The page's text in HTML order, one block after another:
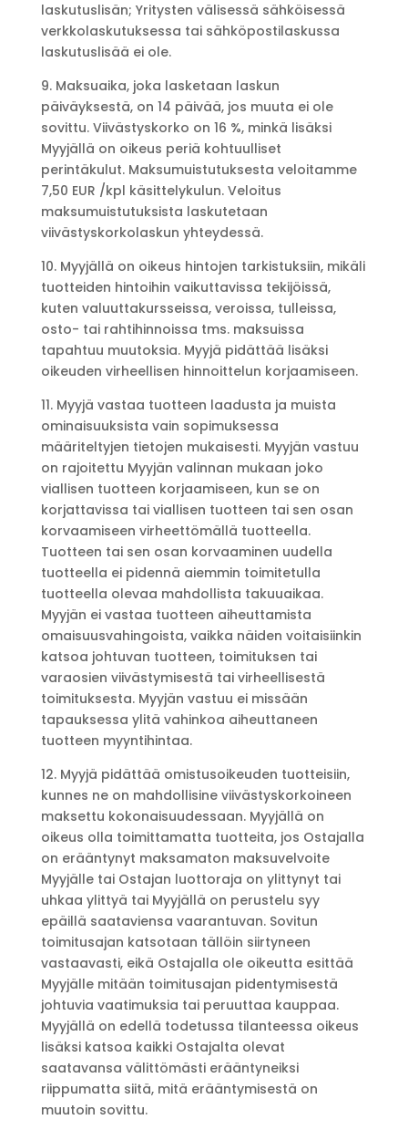
laskutuslisän; Yritysten välisessä sähköisessä
verkkolaskutuksessa tai sähköpostilaskussa
laskutuslisää ei ole.
9. Maksuaika, joka lasketaan laskun
päiväyksestä, on 14 päivää, jos muuta ei ole
sovittu. Viivästyskorko on 16 %, minkä lisäksi
Myyjällä on oikeus periä kohtuulliset
perintäkulut. Maksumuistutuksesta veloitamme
7,50 EUR /kpl käsittelykulun. Veloitus
maksumuistutuksista laskutetaan
viivästyskorkolaskun yhteydessä.
10. Myyjällä on oikeus hintojen tarkistuksiin, mikäli
tuotteiden hintoihin vaikuttavissa tekijöissä,
kuten valuuttakursseissa, veroissa, tulleissa,
osto- tai rahtihinnoissa tms. maksuissa
tapahtuu muutoksia. Myyjä pidättää lisäksi
oikeuden virheellisen hinnoittelun korjaamiseen.
11. Myyjä vastaa tuotteen laadusta ja muista
ominaisuuksista vain sopimuksessa
määriteltyjen tietojen mukaisesti. Myyjän vastuu
on rajoitettu Myyjän valinnan mukaan joko
viallisen tuotteen korjaamiseen, kun se on
korjattavissa tai viallisen tuotteen tai sen osan
korvaamiseen virheettömällä tuotteella.
Tuotteen tai sen osan korvaaminen uudella
tuotteella ei pidennä aiemmin toimitetulla
tuotteella olevaa mahdollista takuuaikaa.
Myyjän ei vastaa tuotteen aiheuttamista
omaisuusvahingoista, vaikka näiden voitaisiinkin
katsoa johtuvan tuotteen, toimituksen tai
varaosien viivästymisestä tai virheellisestä
toimituksesta. Myyjän vastuu ei missään
tapauksessa ylitä vahinkoa aiheuttaneen
tuotteen myyntihintaa.
12. Myyjä pidättää omistusoikeuden tuotteisiin,
kunnes ne on mahdollisine viivästyskorkoineen
maksettu kokonaisuudessaan. Myyjällä on
oikeus olla toimittamatta tuotteita, jos Ostajalla
on erääntynyt maksamaton maksuvelvoite
Myyjälle tai Ostajan luottoraja on ylittynyt tai
uhkaa ylittyä tai Myyjällä on perustelu syy
epäillä saataviensa vaarantuvan. Sovitun
toimitusajan katsotaan tällöin siirtyneen
vastaavasti, eikä Ostajalla ole oikeutta esittää
Myyjälle mitään toimitusajan pidentymisestä
johtuvia vaatimuksia tai peruuttaa kauppaa.
Myyjällä on edellä todetussa tilanteessa oikeus
lisäksi katsoa kaikki Ostajalta olevat
saatavansa välittömästi erääntyneiksi
riippumatta siitä, mitä erääntymisestä on
muutoin sovittu.